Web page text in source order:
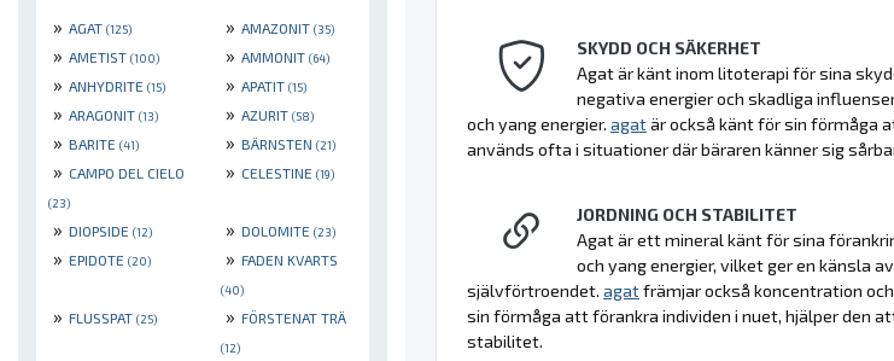
» AGAT (125) » AMAZONIT (35)
» AMETIST (100) » AMMONIT (64)
» ANHYDRITE (15) » APATIT (15)
» ARAGONIT (13) » AZURIT (58)
» BARITE (41) » BÄRNSTEN (21)
» CAMPO DEL CIELO
(23)
» CELESTINE (19)
» DIOPSIDE (12) » DOLOMITE (23)
» EPIDOTE (20) » FADEN KVARTS
(40)
» FLUSSPAT (25) » FÖRSTENAT TRÄ
(12)
SKYDD OCH SÄKERHET
Agat är känt inom litoterapi för sina
negativa energier och skadliga
och yang energier. agatär också känt för sin förmåga
används ofta i situationer där bäraren känner sig
JORDNING OCH STABILITET
Agat är ett mineral känt för sina
och yang energier, vilket ger en känsla
självförtroendet. agatfrämjar också koncentration
sin förmåga att förankra individen i nuet, hjälper den
stabilitet.